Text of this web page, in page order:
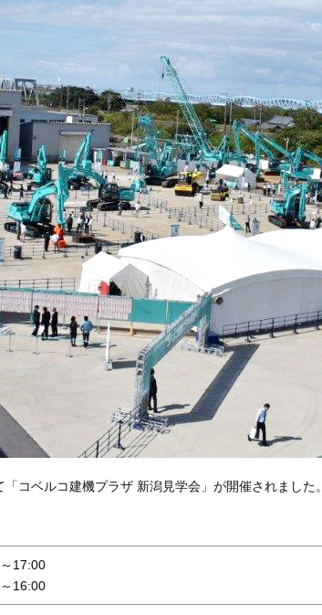
コベルコ建機プラザ 新潟見学会」が開催されました。
17:00
16:00